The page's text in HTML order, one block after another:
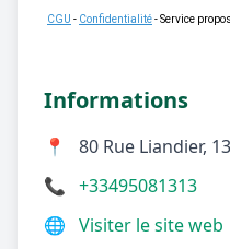
CGU - Confidentialité- Service
Informations
📍
80 Rue Liandier,
📞 +33495081313
🌐 Visiter le site web